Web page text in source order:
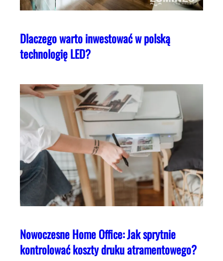
Dlaczego warto inwestować w polską
technologię LED?
Nowoczesne Home Office: Jak sprytnie
kontrolować koszty druku atramentowego?